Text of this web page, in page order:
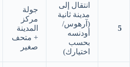
5
انتقال إلى
مدينة ثانية
(آرهوس/
أودنسه
بحسب
اختيارك)
جولة
مركز
المدينة
+ متحف
صغير